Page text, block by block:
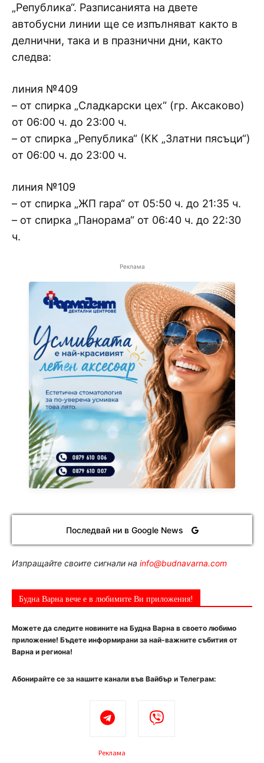
„Република“. Разписанията на двете
автобусни линии ще се изпълняват както в
делнични, така и в празнични дни, както
следва:
линия №409
– от спирка „Сладкарски цех“ (гр. Аксаково)
от 06:00 ч. до 23:00 ч.
– от спирка „Република“ (КК „Златни пясъци“)
от 06:00 ч. до 23:00 ч.
линия №109
– от спирка „ЖП гара“ от 05:50 ч. до 21:35 ч.
– от спирка „Панорама“ от 06:40 ч. до 22:30
ч.
Реклама
Последвай ни в Google News
Изпращайте своите сигнали на info@budnavarna.com
Будна Варна вече е в любимите Ви приложения!
Можете да следите новините на Будна Варна в своето любимо
приложение! Бъдете информирани за най-важните събития от
Варна и региона!
Абонирайте се за нашите канали във Вайбър и Телеграм:
Реклама